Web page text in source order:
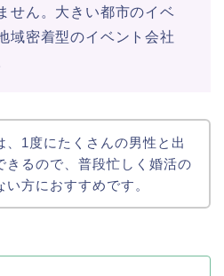
せん。大きい都市のイベ
域密着型のイベント会社
、1度にたくさんの男性と出
きるので、普段忙しく婚活の
い方におすすめです。